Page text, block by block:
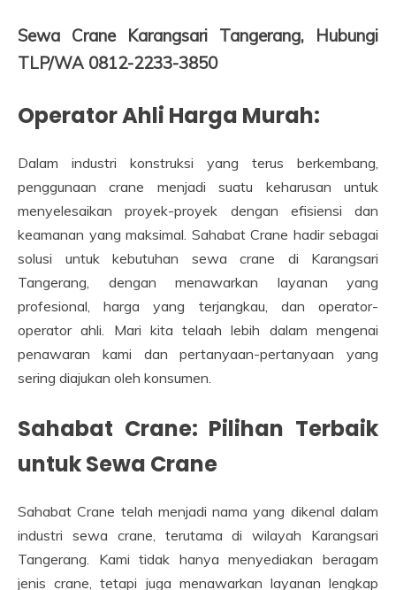
Sewa Crane Karangsari Tangerang, Hubungi
TLP/WA 0812-2233-3850
Operator Ahli Harga Murah:
Dalam industri konstruksi yang terus berkembang,
penggunaan crane menjadi suatu keharusan untuk
menyelesaikan proyek-proyek dengan efisiensi dan
keamanan yang maksimal. Sahabat Crane hadir sebagai
solusi untuk kebutuhan sewa crane di Karangsari
Tangerang, dengan menawarkan layanan yang
profesional, harga yang terjangkau, dan operator-
operator ahli. Mari kita telaah lebih dalam mengenai
penawaran kami dan pertanyaan-pertanyaan yang
sering diajukan oleh konsumen.
Sahabat Crane: Pilihan Terbaik
untuk Sewa Crane
Sahabat Crane telah menjadi nama yang dikenal dalam
industri sewa crane, terutama di wilayah Karangsari
Tangerang. Kami tidak hanya menyediakan beragam
jenis crane, tetapi juga menawarkan layanan lengkap